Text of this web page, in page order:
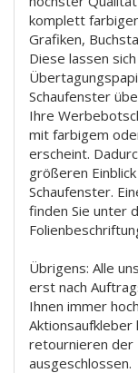
komplett
Grafiken,
Diese lassen
Schaufenster
Ihre
mit farbigem
erscheint.
größeren
Schaufenster.
finden Sie unter
Übrigens: Alle
erst nach
Ihnen immer
Aktionsaufkleber
retournieren der
ausgeschlossen.